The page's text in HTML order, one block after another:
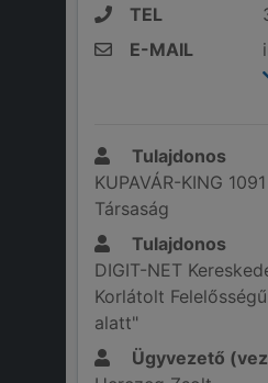
TEL
E-MAIL
Tulajdonos
KUPAVÁR-KING
Társaság
Tulajdonos
DIGIT-NET
Korlátolt
alatt"
Ügyvezető